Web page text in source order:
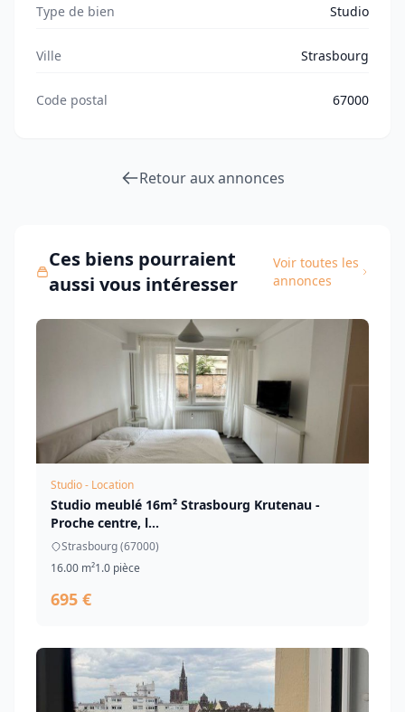
Type de bien Studio
Ville Strasbourg
Code postal 67000
Retour aux annonces
Ces biens pourraient
aussi vous intéresser
Voir toutes les
annonces
Studio - Location
Studio meublé 16m² Strasbourg Krutenau -
Proche centre, l...
Strasbourg (67000)
16.00 m²1.0 pièce
695 €